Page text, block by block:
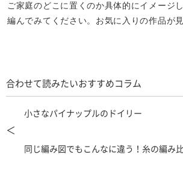
ご家庭のどこに置くのか具体的にイメージ
編んでみてください。お気に入りの作品が
合わせて読みたいおすすめコラム
小さなパイナップルのドイリー
同じ編み図でもこんなに違う！糸の編み
＜